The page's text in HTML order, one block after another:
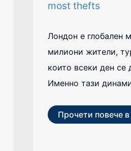
Лондон е глобален
милиони жители,
които всеки ден се
Именно тази
Прочети повече в